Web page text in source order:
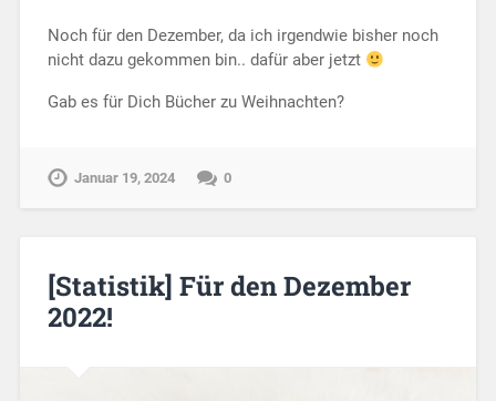
Noch für den Dezember, da ich irgendwie bisher noch
nicht dazu gekommen bin.. dafür aber jetzt
Gab es für Dich Bücher zu Weihnachten?
Januar 19, 2024 0
[Statistik] Für den Dezember
2022!